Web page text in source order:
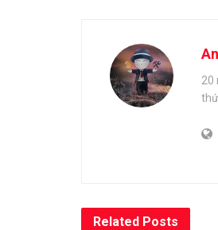
20
Related Posts